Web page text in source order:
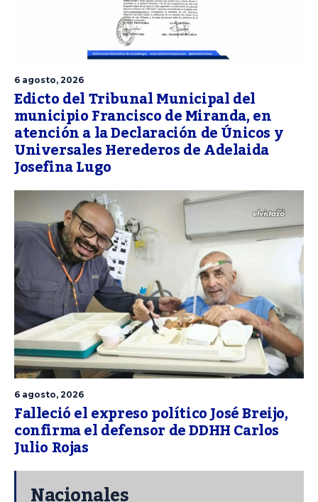
6 agosto, 2026
Edicto del Tribunal Municipal del
municipio Francisco de Miranda, en
atención a la Declaración de Únicos y
Universales Herederos de Adelaida
Josefina Lugo
6 agosto, 2026
Falleció el expreso político José Breijo,
confirma el defensor de DDHH Carlos
Julio Rojas